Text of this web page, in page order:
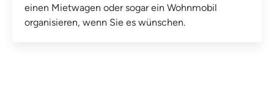
einen Mietwagen oder sogar ein Wohnmobil
organisieren, wenn Sie es wünschen.